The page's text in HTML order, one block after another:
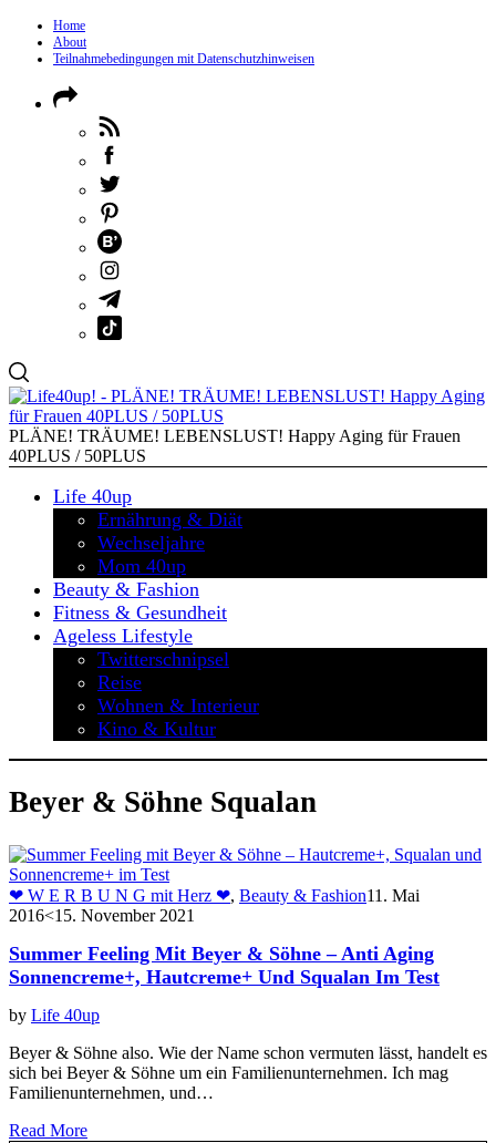
Home
About
Teilnahmebedingungen mit Datenschutzhinweisen
PLÄNE! TRÄUME! LEBENSLUST! Happy Aging für Frauen
40PLUS / 50PLUS
Life 40up
Ernährung & Diät
Wechseljahre
Mom 40up
Beauty & Fashion
Fitness & Gesundheit
Ageless Lifestyle
Twitterschnipsel
Reise
Wohnen & Interieur
Kino & Kultur
Beyer & Söhne Squalan
❤ W E R B U N G mit Herz ❤, Beauty & Fashion11. Mai
2016<15. November 2021
Summer Feeling Mit Beyer & Söhne – Anti Aging
Sonnencreme+, Hautcreme+ Und Squalan Im Test
by Life 40up
Beyer & Söhne also. Wie der Name schon vermuten lässt, handelt es
sich bei Beyer & Söhne um ein Familienunternehmen. Ich mag
Familienunternehmen, und…
Read More